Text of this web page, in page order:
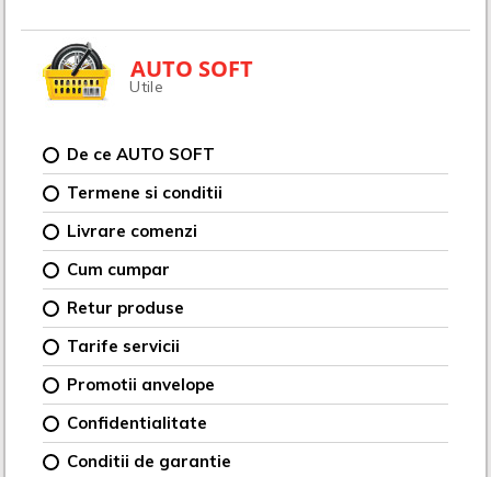
AUTO SOFT
Utile
De ce AUTO SOFT
Termene si conditii
Livrare comenzi
Cum cumpar
Retur produse
Tarife servicii
Promotii anvelope
Confidentialitate
Conditii de garantie